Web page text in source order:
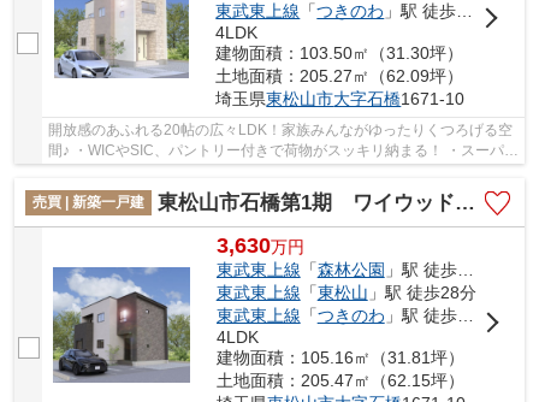
東武東上線 「つきのわ 」駅 徒歩53分
4LDK
建物面積：103.50㎡（31.30坪）
土地面積：205.27㎡（62.09坪）
埼玉県東松山市大字石橋1671-10
開放感のあふれる20帖の広々LDK！家族みんながゆったりくつろげる空
間♪ ・WICやSIC、パントリー付きで荷物がスッキリ納まる！ ・スーパー
売買 | 新築一戸建
東松山市石橋第1期 ワイウッドコート 新築戸建 全5棟 1号棟
3,630万円
東武東上線 「森林公園 」駅 徒歩17分
東武東上線 「東松山 」駅 徒歩28分
東武東上線 「つきのわ 」駅 徒歩53分
4LDK
建物面積：105.16㎡（31.81坪）
土地面積：205.47㎡（62.15坪）